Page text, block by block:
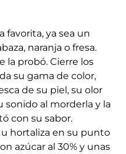
favorita, ya sea un
naranja o fresa.
la probó. Cierre los
su gama de color,
de su piel, su olor
sonido al morderla y la
con su sabor.
u hortaliza en su punto
azúcar al 30% y unas